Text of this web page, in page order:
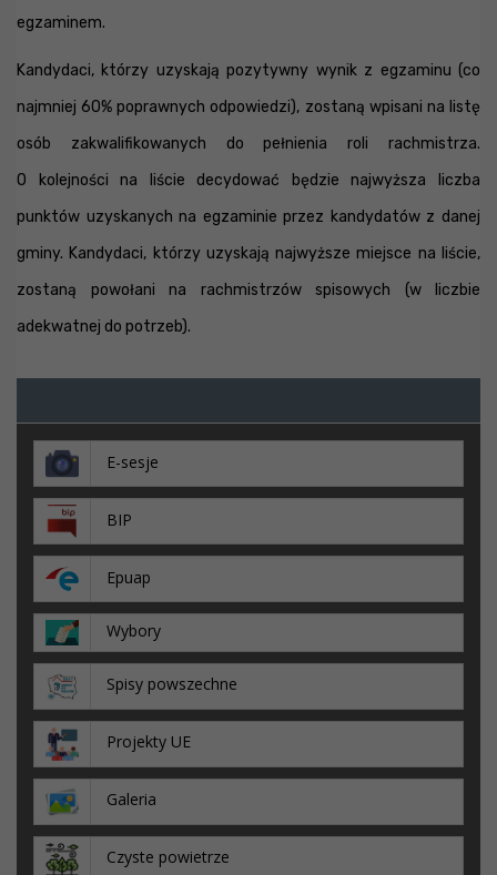
egzaminem.
Kandydaci, którzy uzyskają pozytywny wynik z egzaminu (co
najmniej 60% poprawnych odpowiedzi), zostaną wpisani na listę
osób zakwalifikowanych do pełnienia roli rachmistrza.
O kolejności na liście decydować będzie najwyższa liczba
punktów uzyskanych na egzaminie przez kandydatów z danej
gminy. Kandydaci, którzy uzyskają najwyższe miejsce na liście,
zostaną powołani na rachmistrzów spisowych (w liczbie
adekwatnej do potrzeb).
E-sesje
BIP
Epuap
Wybory
Spisy powszechne
Projekty UE
Galeria
Czyste powietrze